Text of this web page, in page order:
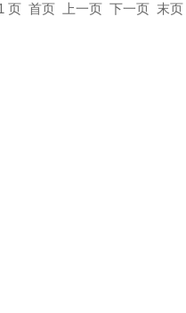
页 首页 上一页 下一页 末